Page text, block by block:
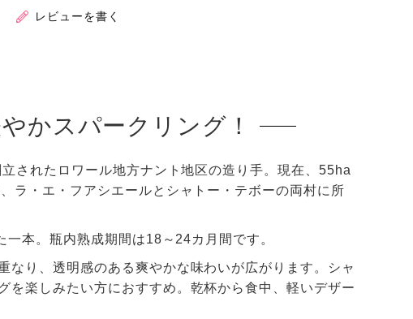
レビューを書く
かスパークリング！
されたロワール地方ナント地区の造り手。現在、55ha
ラ・エ・フアシエールとシャトー・テボーの両村に所
本。瓶内熟成期間は18～24カ月間です。
なり、透明感のある爽やかな味わいが広がります。シャ
を楽しみたい方におすすめ。乾杯から食中、軽いデザー